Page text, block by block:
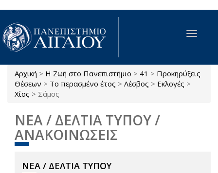
Παράκαμψη προς το κυρίως περιεχόμενο
Toggle
Είστε εδώ
Αρχική > Η Ζωή στο Πανεπιστήμιο > 41 > Προκηρύξεις
Θέσεων > Το περασμένο έτος > Λέσβος > Εκλογές >
Χίος > Σάμος
ΝΕΑ / ΔΕΛΤΙΑ ΤΥΠΟΥ /
ΑΝΑΚΟΙΝΩΣΕΙΣ
ΝΕΑ / ΔΕΛΤΙΑ ΤΥΠΟΥ